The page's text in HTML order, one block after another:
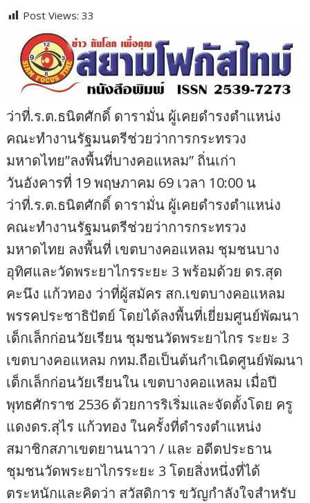
Post Views: 33
ว่าที่.ร.ต.ธนิตศักดิ์ ดารามั่น ผู้เคยดำรงตำแหน่ง
คณะทำงานรัฐมนตรีช่วยว่าการกระทรวง
มหาดไทย”ลงพื้นที่บางคอแหลม” ถิ่นเก่า
วันอังคารที่ 19 พฤษภาคม 69 เวลา 10:00 น
ว่าที่.ร.ต.ธนิตศักดิ์ ดารามั่น ผู้เคยดำรงตำแหน่ง
คณะทำงานรัฐมนตรีช่วยว่าการกระทรวง
มหาดไทย ลงพื้นที่ เขตบางคอแหลม ชุมชนบาง
อุทิศและวัดพระยาไกรระยะ 3 พร้อมด้วย ดร.สุด
คะนึง แก้วทอง ว่าที่ผู้สมัคร สก.เขตบางคอแหลม
พรรคประชาธิปัตย์ โดยได้ลงพื้นที่เยี่ยมศูนย์พัฒนา
เด็กเล็กก่อนวัยเรียน ชุมชนวัดพระยาไกร ระยะ 3
เขตบางคอแหลม กทม.ถือเป็นต้นกำเนิดศูนย์พัฒนา
เด็กเล็กก่อนวัยเรียนใน เขตบางคอแหลม เมื่อปี
พุทธศักราช 2536 ด้วยการริเริ่มและจัดตั้งโดย ครู
แดงดร.สุไร แก้วทอง ในครั้งที่ดำรงตำแหน่ง
สมาชิกสภาเขตยานนาวา / และ อดีตประธาน
ชุมชนวัดพระยาไกรระยะ 3 โดยสิ่งหนึ่งที่ได้
ตระหนักและคิดว่า สวัสดิการ ขวัญกำลังใจสำหรับ